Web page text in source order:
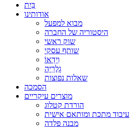
בַּיִת
אודותינו
מבוא למפעל
היסטוריה של החברה
שוק ראשי
שותף עסקי
וִידֵאוֹ
גָלֶרֵיָה
שאלות נפוצות
הסמכה
מוצרים עיקריים
הורדת קטלוג
עיבוד מתכת ומותאם אישית
מבנה פלדה